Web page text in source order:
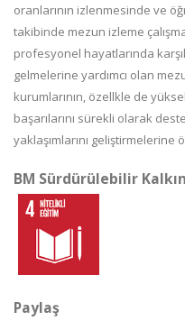
oranlarının izlenmesinde ve
takibinde mezun izleme
profesyonel hayatlarında
gelmelerine yardımcı olan
kurumlarının, özellkle de
başarılarını sürekli olarak
yaklaşımlarını
BM Sürdürülebilir
Paylaş